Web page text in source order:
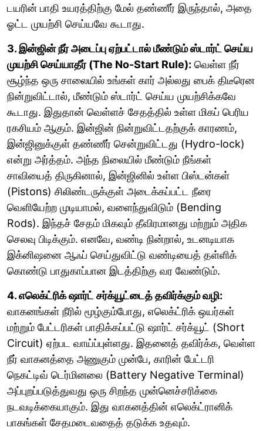
டயரின் பாதி உயரத்திற்கு மேல் தண்ணீர் இருந்தால், அதை
ஓட்ட முயற்சி செய்யவே கூடாது.
3. இன்ஜின் நீர் அடைப்பு ஏற்பட்டால் மீண்டும் ஸ்டார்ட் செய்ய
முயற்சி செய்யாதீர் (The No-Start Rule): வெள்ள நீர்
சூழ்ந்த ஒரு சாலையில் உங்கள் கார் அல்லது பைக் திடீரென
நின்றுவிட்டால், மீண்டும் ஸ்டார்ட் செய்ய முயற்சிக்கவே
கூடாது. இதுதான் வெள்ளச் சேதத்தில் உள்ள மிகப் பெரிய
ரகசியம் ஆகும். இன்ஜின் நின்றுவிட்டதற்குக் காரணம்,
இன்ஜினுக்குள் தண்ணீர் சென்றுவிட்டது (Hydro-lock)
என்று அர்த்தம். அந்த நிலையில் மீண்டும் நீங்கள்
சாவியைத் திருகினால், இன்ஜினில் உள்ள பிஸ்டன்கள்
(Pistons) சிலிண்டருக்குள் அடைக்கப்பட்ட நீரை
வெளியேற்ற முடியாமல், வளைந்துவிடும் (Bending
Rods). இந்தச் சேதம் மிகவும் தீவிரமானது மற்றும் அதிக
செலவு பிடிக்கும். எனவே, வண்டி நின்றால், உடனடியாக
இக்னிஷனை ஆஃப் செய்துவிட்டு வண்டியைத் தள்ளிக்
கொண்டு பாதுகாப்பான இடத்திற்கு வர வேண்டும்.
4. எலெக்ட்ரிக் ஷார்ட் சர்க்யூட்டைத் தவிர்க்கும் வழி:
வாகனங்கள் நீரில் மூழ்கும்போது, எலெக்ட்ரிக் ஒயர்கள்
மற்றும் பேட்டரிகள் பாதிக்கப்பட்டு ஷார்ட் சர்க்யூட் (Short
Circuit) ஏற்பட வாய்ப்புள்ளது. இதனைத் தவிர்க்க, வெள்ள
நீர் வாகனத்தை அணுகும் முன்பே, காரின் பேட்டரி
நெகட்டிவ் டெர்மினலை (Battery Negative Terminal)
அப்புறப்படுத்துவது ஒரு சிறந்த முன்னெச்சரிக்கை
நடவடிக்கையாகும். இது வாகனத்தின் எலெக்ட்ரானிக்
பாகங்கள் சேதமடைவதைத் தடுக்க உதவும்.